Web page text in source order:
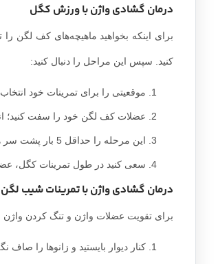
درمان گشادی واژن با ورزش کگل
برای اینکه بخواهید ماهیچه‌های کف لگن را
کنید. سپس این مراحل را دنبال کنید:
موقعیتی را برای تمرینات خود
عضلات کف لگن خود را سفت کنید؛ انقباض را به مدت 5 ثانیه نگه
این مرحله را حداقل 5 بار پشت سر هم تکرار کنید و با افزایش قدرت، آن را به 10 ثانیه افزایش دهید.
سعی کنید در طول تمرینات کگل،
درمان گشادی واژن با تمرینات شیب لگن
برای تقویت عضلات واژن و تنگ کردن واژن
کنار دیوار بایستید و زانوها را صاف